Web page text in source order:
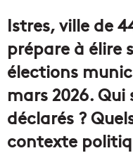
Istres, ville de
prépare à élire
élections
mars 2026.
déclarés ?
contexte